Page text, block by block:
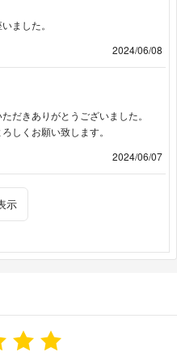
ました。
2024/06/08
だきありがとうございました。
しくお願い致します。
2024/06/07
示